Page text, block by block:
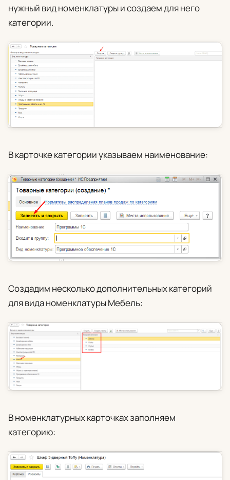
нужный вид номенклатуры и создаем для него
категории.
В карточке категории указываем наименование:
Создадим несколько дополнительных категорий
для вида номенклатурыМебель:
В номенклатурных карточках заполняем
категорию: